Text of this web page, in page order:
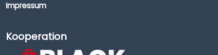
Impressum
Kooperation